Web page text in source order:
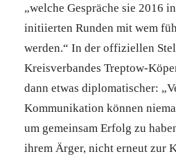
„welche Gespräche sie 2016
initiierten Runden mit wem
werden.“ In der offiziellen
Kreisverbandes Treptow-
dann etwas diplomatischer:
Kommunikation können
um gemeinsam Erfolg zu
ihrem Ärger, nicht erneut zur